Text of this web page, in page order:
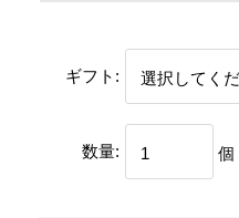
ギフト:
数量: 個